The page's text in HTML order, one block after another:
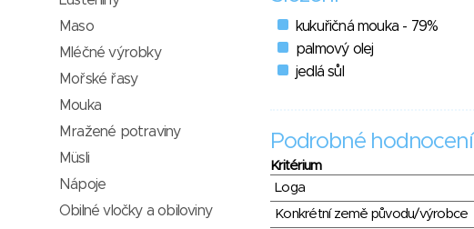
kukuřičná mouka - 79%
palmový olej
jedlá sůl
Podrobné hodnocení
Kritérium
Loga
Konkrétní země původu/výrobce
Maso
Mléčné výrobky
Mořské řasy
Mouka
Mražené potraviny
Müsli
Nápoje
Obilné vločky a obiloviny